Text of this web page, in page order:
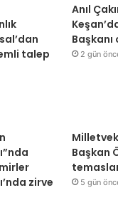
talep
Anıl
Başkanı
2 gün
zirve
Başkan
5 gün